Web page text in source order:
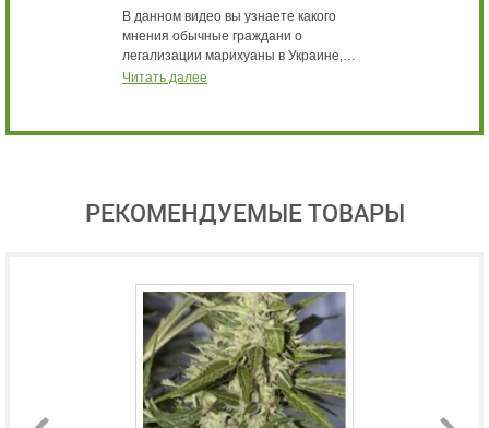
В данном видео вы узнаете какого
мнения обычные граждани о
легализации марихуаны в Украине,…
Читать далее
РЕКОМЕНДУЕМЫЕ ТОВАРЫ